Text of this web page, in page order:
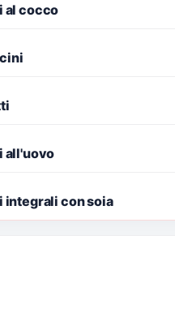
al cocco
all'uovo
integrali con soia